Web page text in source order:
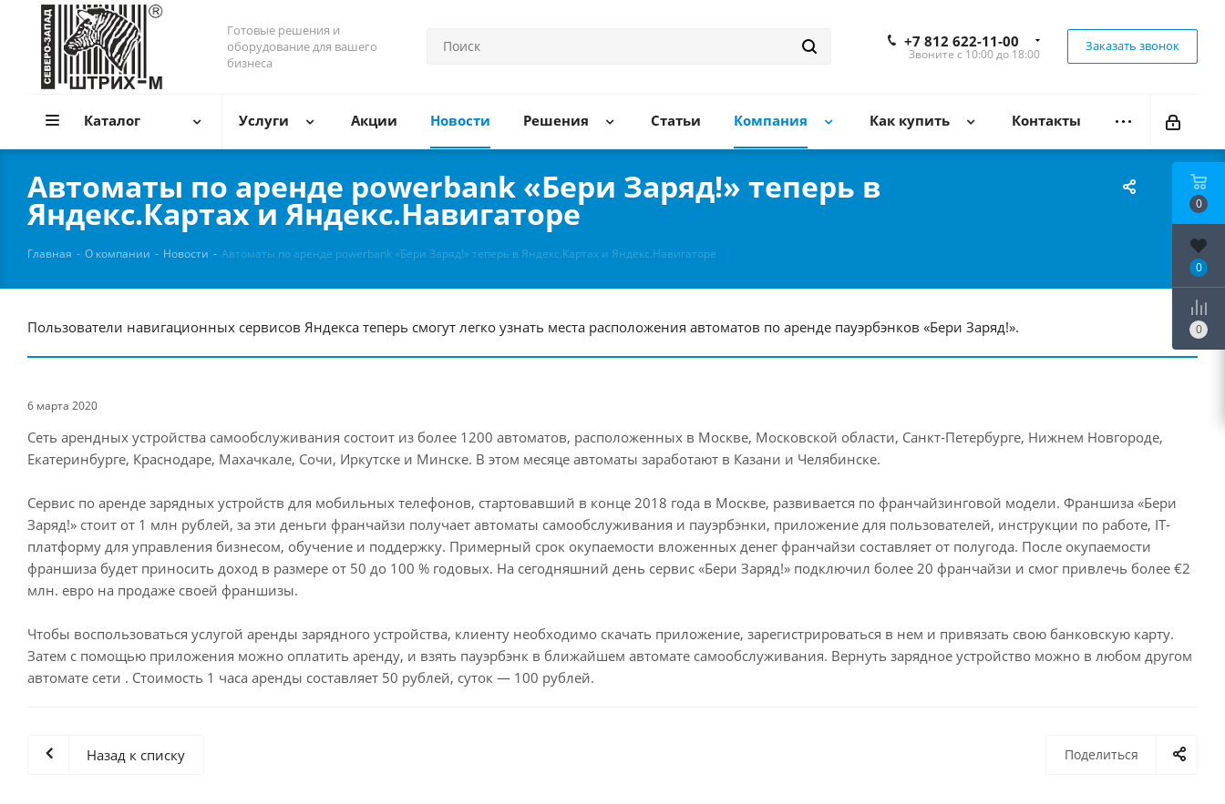
Готовые решения и
оборудование для вашего
бизнеса
+7 812 622-11-00
Звоните с 10:00 до 18:00
Заказать звонок
Каталог Услуги Акции Новости Решения Статьи Компания Как купить Контакты
Автоматы по аренде powerbank «Бери Заряд!» теперь в
Яндекс.Картах и Яндекс.Навигаторе
Главная - О компании - Новости - Автоматы по аренде powerbank «Бери Заряд!» теперь в Яндекс.Картах и Яндекс.Навигаторе
Пользователи навигационных сервисов Яндекса теперь смогут легко узнать места расположения автоматов по аренде пауэрбэнков «Бери Заряд!».
6 марта 2020
Сеть арендных устройства самообслуживания состоит из более 1200 автоматов, расположенных в Москве, Московской области, Санкт-Петербурге, Нижнем Новгороде,
Екатеринбурге, Краснодаре, Махачкале, Сочи, Иркутске и Минске. В этом месяце автоматы заработают в Казани и Челябинске.
Сервис по аренде зарядных устройств для мобильных телефонов, стартовавший в конце 2018 года в Москве, развивается по франчайзинговой модели. Франшиза «Бери
Заряд!» стоит от 1 млн рублей, за эти деньги франчайзи получает автоматы самообслуживания и пауэрбэнки, приложение для пользователей, инструкции по работе, IT-
платформу для управления бизнесом, обучение и поддержку. Примерный срок окупаемости вложенных денег франчайзи составляет от полугода. После окупаемости
франшиза будет приносить доход в размере от 50 до 100 % годовых. На сегодняшний день сервис «Бери Заряд!» подключил более 20 франчайзи и смог привлечь более €2
млн. евро на продаже своей франшизы.
Чтобы воспользоваться услугой аренды зарядного устройства, клиенту необходимо скачать приложение, зарегистрироваться в нем и привязать свою банковскую карту.
Затем с помощью приложения можно оплатить аренду, и взять пауэрбэнк в ближайшем автомате самообслуживания. Вернуть зарядное устройство можно в любом другом
автомате сети . Стоимость 1 часа аренды составляет 50 рублей, суток — 100 рублей.
Поделиться
Назад к списку
0
0
0